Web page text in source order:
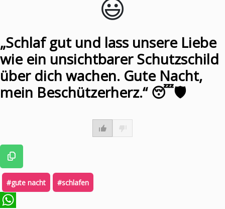
😃️
„Schlaf gut und lass unsere Liebe
wie ein unsichtbarer Schutzschild
über dich wachen. Gute Nacht,
mein Beschützerherz.“ 😴🛡️
#gute nacht #schlafen